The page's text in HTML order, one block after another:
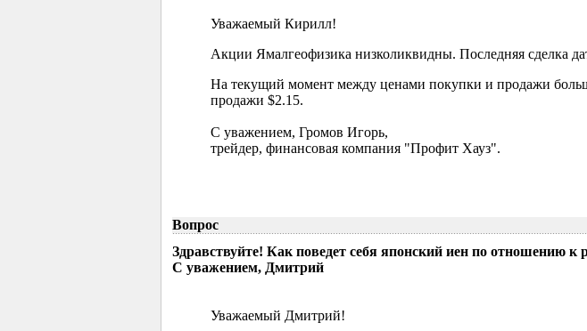
Уважаемый Кирилл!
Акции Ямалгеофизика низколиквидны. Последняя сделка
На текущий момент между ценами покупки и продажи
продажи $2.15.
С уважением, Громов Игорь,
трейдер, финансовая компания "Профит Хауз".
Вопрос
Здравствуйте! Как поведет себя японский иен по отношению
С уважением, Дмитрий
Уважаемый Дмитрий!